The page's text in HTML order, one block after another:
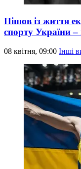
Пішов із життя
спорту України –
08 квітня, 09:00 Інші